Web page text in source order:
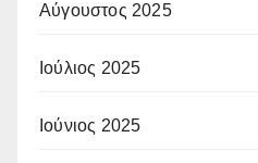
Αύγουστος 2025
Ιούλιος 2025
Ιούνιος 2025